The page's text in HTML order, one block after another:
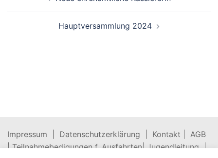
Hauptversammlung 2024
Impressum | Datenschutzerklärung | Kontakt |
AGB
|Teilnahmebedigungen f. Ausfahrten|Jugendleitung |